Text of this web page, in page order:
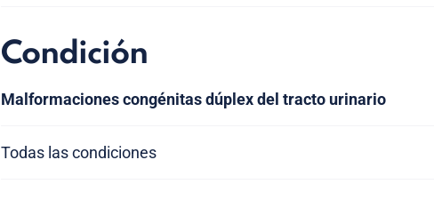
Condición
Malformaciones congénitas dúplex del tracto urinario
Todas las condiciones